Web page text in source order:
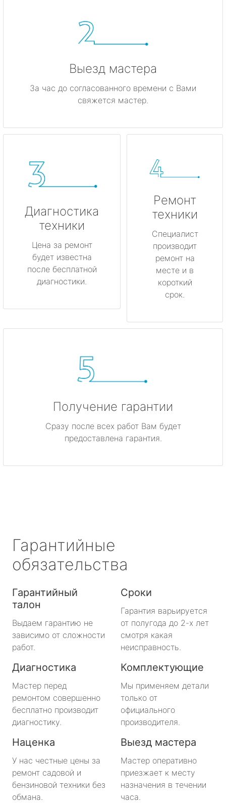
Выезд мастера
За час до согласованного времени с Вами
свяжется мастер.
Диагностика
техники
Цена за ремонт
будет известна
после бесплатной
диагностики.
Ремонт
техники
Специалист
производит
ремонт на
месте и в
короткий
срок.
Получение гарантии
Сразу после всех работ Вам будет
предоставлена гарантия.
Гарантийные
обязательства
Гарантийный
талон
Выдаем гарантию не
зависимо от сложности
работ.
Сроки
Гарантия варьируется
от полугода до 2-х лет
смотря какая
неисправность.
Диагностика
Мастер перед
ремонтом совершенно
бесплатно производит
диагностику.
Комплектующие
Мы применяем детали
только от
официального
производителя.
Наценка
У нас честные цены за
ремонт садовой и
бензиновой техники без
обмана.
Выезд мастера
Мастер оперативно
приезжает к месту
назначения в течении
часа.